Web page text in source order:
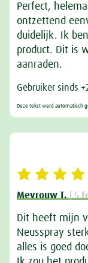
Perfect,
ontzettend
duidelijk. Ik
product. Dit is
aanraden.
Gebruiker sinds
Deze tekst werd automatisch
Mevrouw T. | 5
Dit heeft mijn
Neusspray
alles is goed